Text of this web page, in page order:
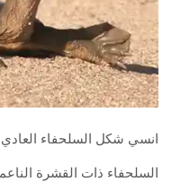
انسي شكل السلحفاء
السلحفاء ذات القشرة